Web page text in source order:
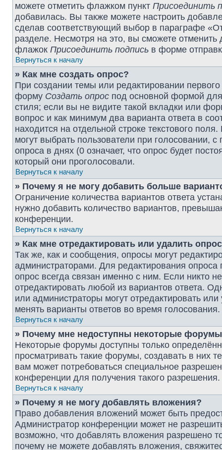
можете отметить флажком пункт Присоединить
добавилась. Вы также можете настроить
сделав соответствующий выбор в параграфе
разделе. Несмотря на это, вы сможете
флажок Присоединить подпись в форме
Вернуться к началу
» Как мне создать опрос?
При создании темы или редактировании
форму Создать опрос под основной формой
стиля; если вы не видите такой вкладки или
вопрос и как минимум два варианта ответа в
находится на отдельной строке текстового
могут выбрать пользователи при голосовании,
опроса в днях (0 означает, что опрос будет
который они проголосовали.
Вернуться к началу
» Почему я не могу добавить больше
Ограничение количества вариантов ответа
нужно добавить количество вариантов,
конференции.
Вернуться к началу
» Как мне отредактировать или удалить
Так же, как и сообщения, опросы могут
администраторами. Для редактирования
опрос всегда связан именно с ним. Если никто
отредактировать любой из вариантов ответа.
или администраторы могут отредактировать
менять варианты ответов во время голосования.
Вернуться к началу
» Почему мне недоступны некоторые
Некоторые форумы доступны только
просматривать такие форумы, создавать в них
вам может потребоваться специальное
конференции для получения такого разрешения.
Вернуться к началу
» Почему я не могу добавлять вложения?
Право добавления вложений может быть
Администратор конференции может не
возможно, что добавлять вложения разрешено
почему не можете добавлять вложения,